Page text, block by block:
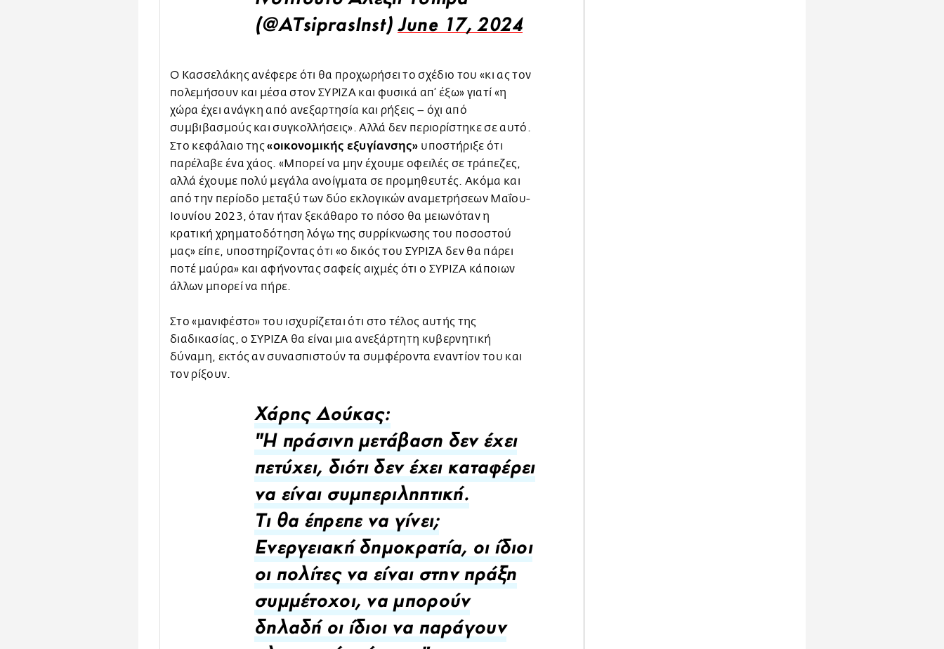
(@ATsiprasInst) June 17, 2024
Ο Κασσελάκης ανέφερε ότι θα προχωρήσει το σχέδιο του «κι ας τον
πολεμήσουν και μέσα στον ΣΥΡΙΖΑ και φυσικά απ’ έξω» γιατί «η
χώρα έχει ανάγκη από ανεξαρτησία και ρήξεις – όχι από
συμβιβασμούς και συγκολλήσεις». Αλλά δεν περιορίστηκε σε αυτό.
Στο κεφάλαιο της«οικονομικής εξυγίανσης» υποστήριξε ότι
παρέλαβε ένα χάος. «Μπορεί να μην έχουμε οφειλές σε τράπεζες,
αλλά έχουμε πολύ μεγάλα ανοίγματα σε προμηθευτές. Ακόμα και
από την περίοδο μεταξύ των δύο εκλογικών αναμετρήσεων Μαΐου-
Ιουνίου 2023, όταν ήταν ξεκάθαρο το πόσο θα μειωνόταν η
κρατική χρηματοδότηση λόγω της συρρίκνωσης του ποσοστού
μας» είπε, υποστηρίζοντας ότι «ο δικός του ΣΥΡΙΖΑ δεν θα πάρει
ποτέ μαύρα» και αφήνοντας σαφείς αιχμές ότι ο ΣΥΡΙΖΑ κάποιων
άλλων μπορεί να πήρε.
Στο «μανιφέστο» του ισχυρίζεται ότι στο τέλος αυτής της
διαδικασίας, ο ΣΥΡΙΖΑ θα είναι μια ανεξάρτητη κυβερνητική
δύναμη, εκτός αν συνασπιστούν τα συμφέροντα εναντίον του και
τον ρίξουν.
Χάρης Δούκας:
"Η πράσινη μετάβαση δεν έχει
πετύχει, διότι δεν έχει καταφέρει
να είναι συμπεριληπτική.
Τι θα έπρεπε να γίνει;
Ενεργειακή δημοκρατία, οι ίδιοι
οι πολίτες να είναι στην πράξη
συμμέτοχοι, να μπορούν
δηλαδή οι ίδιοι να παράγουν